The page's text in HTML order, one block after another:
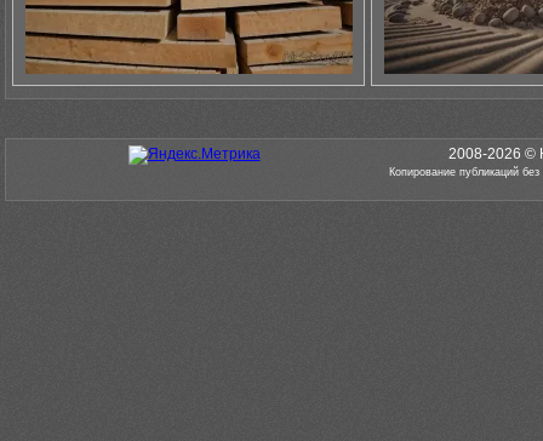
2008-2026 ©
Копирование публикаций